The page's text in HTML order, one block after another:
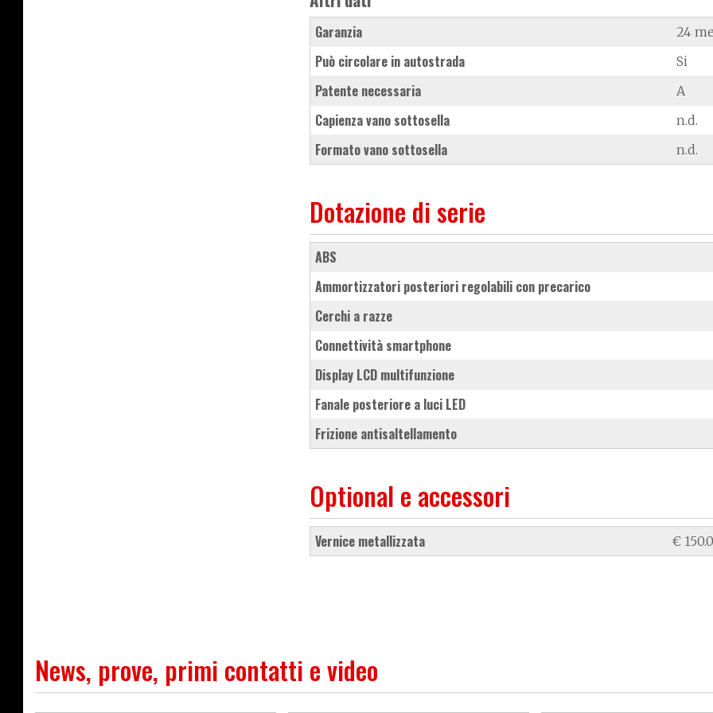
Garanzia 24
Può circolare in autostrada Si
Patente necessaria A
Capienza vano sottosella n.d.
Formato vano sottosella n.d.
Dotazione di serie
ABS
ammortizzatori posteriori regolabili con precarico
cerchi a razze
connettività smartphone
Display LCD multifunzione
fanale posteriore a luci LED
frizione antisaltellamento
Optional e accessori
vernice metallizzata €
News, prove, primi contatti e video